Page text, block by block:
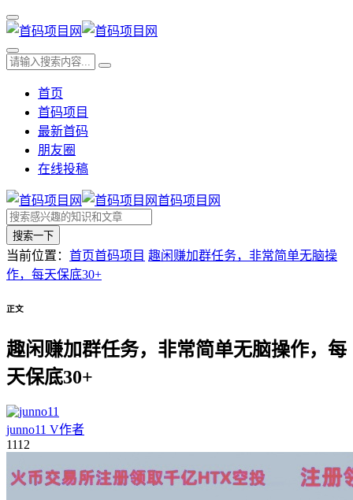
首页
首码项目
最新首码
朋友圈
在线投稿
首码项目网
搜索一下
当前位置： 首页首码项目 趣闲赚加群任务，非常简单无脑操
作，每天保底30+
正文
趣闲赚加群任务，非常简单无脑操作，每
天保底30+
junno11 V作者
1112